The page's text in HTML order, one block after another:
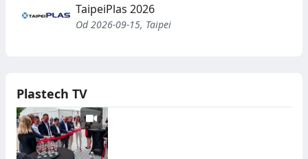
TaipeiPlas 2026
Od 2026-09-15, Taipei
Plastech TV